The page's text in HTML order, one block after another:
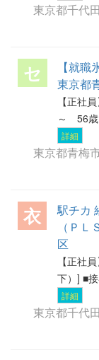
東京都千代
セ
【就
東京都
【正社
～ 56歳
詳細
東京都青梅
衣
駅チカ
（Ｐ
区
【正社
下）] ■
詳細
東京都千代